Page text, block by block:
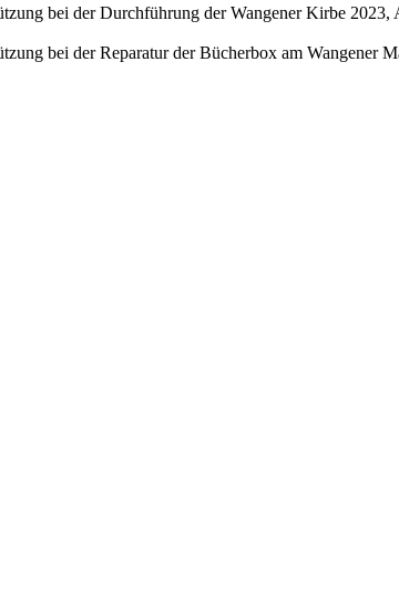
bei der Durchführung der Wangener Kirbe 2023,
bei der Reparatur der Bücherbox am Wangener